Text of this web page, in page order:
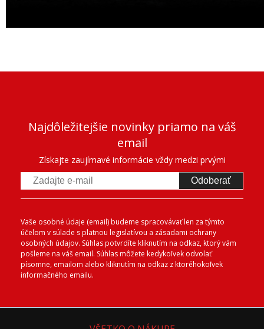
Najdôležitejšie novinky priamo na váš
email
Získajte zaujímavé informácie vždy medzi prvými
Odoberať
Vaše osobné údaje (email) budeme spracovávať len za týmto
účelom v súlade s platnou legislatívou a zásadami ochrany
osobných údajov. Súhlas potvrdíte kliknutím na odkaz, ktorý vám
pošleme na váš email. Súhlas môžete kedykoľvek odvolať
písomne, emailom alebo kliknutím na odkaz z ktoréhokoľvek
informačného emailu.